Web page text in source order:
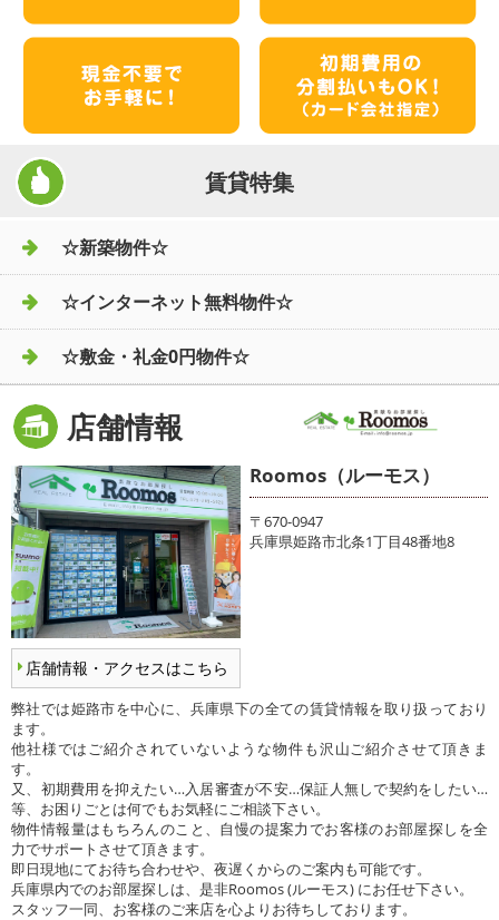
賃貸特集
☆新築物件☆
☆インターネット無料物件☆
☆敷金・礼金0円物件☆
店舗情報
店舗情報・アクセスはこちら
Roomos（ルーモス）
〒670-0947
兵庫県姫路市北条1丁目48番地8
弊社では姫路市を中心に、兵庫県下の全ての賃貸情報を取り扱っており
ます。
他社様ではご紹介されていないような物件も沢山ご紹介させて頂きま
す。
又、初期費用を抑えたい…入居審査が不安…保証人無しで契約をしたい…
等、お困りごとは何でもお気軽にご相談下さい。
物件情報量はもちろんのこと、自慢の提案力でお客様のお部屋探しを全
力でサポートさせて頂きます。
即日現地にてお待ち合わせや、夜遅くからのご案内も可能です。
兵庫県内でのお部屋探しは、是非Roomos (ルーモス) にお任せ下さい。
スタッフ一同、お客様のご来店を心よりお待ちしております。